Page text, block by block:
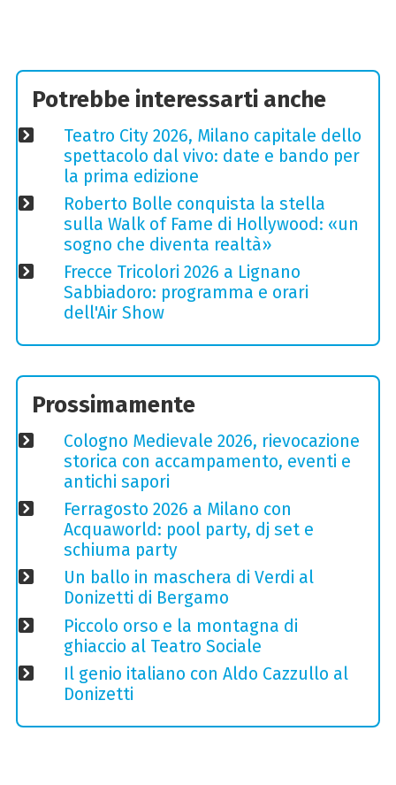
Potrebbe interessarti anche
Teatro City 2026, Milano capitale dello
spettacolo dal vivo: date e bando per
la prima edizione
Roberto Bolle conquista la stella
sulla Walk of Fame di Hollywood: «un
sogno che diventa realtà»
Frecce Tricolori 2026 a Lignano
Sabbiadoro: programma e orari
dell'Air Show
Prossimamente
Cologno Medievale 2026, rievocazione
storica con accampamento, eventi e
antichi sapori
Ferragosto 2026 a Milano con
Acquaworld: pool party, dj set e
schiuma party
Un ballo in maschera di Verdi al
Donizetti di Bergamo
Piccolo orso e la montagna di
ghiaccio al Teatro Sociale
Il genio italiano con Aldo Cazzullo al
Donizetti